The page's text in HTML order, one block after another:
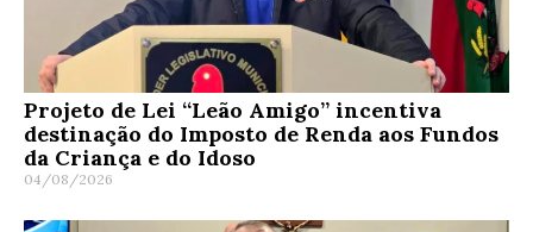
Projeto de Lei “Leão Amigo” incentiva
destinação do Imposto de Renda aos Fundos
da Criança e do Idoso
04/08/2026